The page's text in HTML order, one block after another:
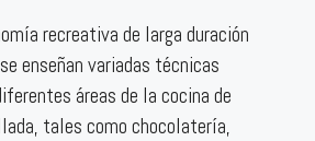
recreativa de larga duración
enseñan variadas técnicas
áreas de la cocina de
tales como chocolatería,